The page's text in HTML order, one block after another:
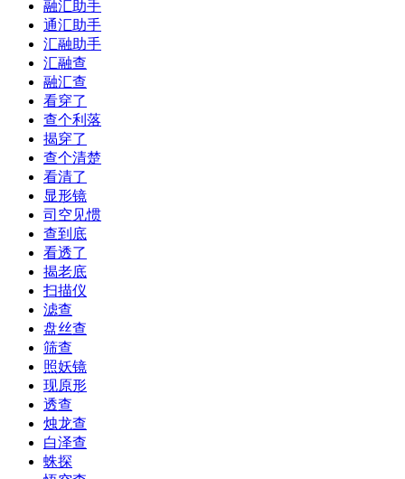
融汇助手
通汇助手
汇融助手
汇融查
融汇查
看穿了
查个利落
揭穿了
查个清楚
看清了
显形镜
司空见惯
查到底
看透了
揭老底
扫描仪
滤查
盘丝查
筛查
照妖镜
现原形
透查
烛龙查
白泽查
蛛探